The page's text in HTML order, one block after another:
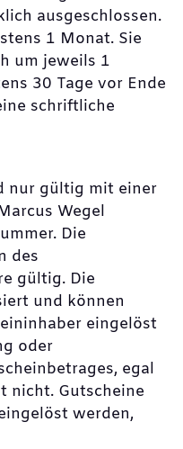
ausgeschlossen.
1 Monat. Sie
um jeweils 1
30 Tage vor Ende
schriftliche
nur gültig mit einer
Wegel
Die
des
gültig. Die
und können
eingelöst
oder
egal
nicht. Gutscheine
werden,